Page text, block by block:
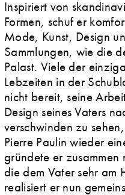
Inspiriert von
Formen, schuf er
Mode, Kunst, Design
Sammlungen, wie die
Palast. Viele der
Lebzeiten in der
nicht bereit, seine
Design seines Vaters
verschwinden zu
Pierre Paulin wieder
gründete er zusammen
die dem Vater sehr am
realisiert er nun